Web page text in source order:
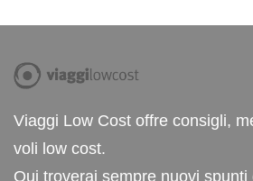
Viaggi Low Cost offre consigli,
voli low cost.
Qui troverai sempre nuovi spunti